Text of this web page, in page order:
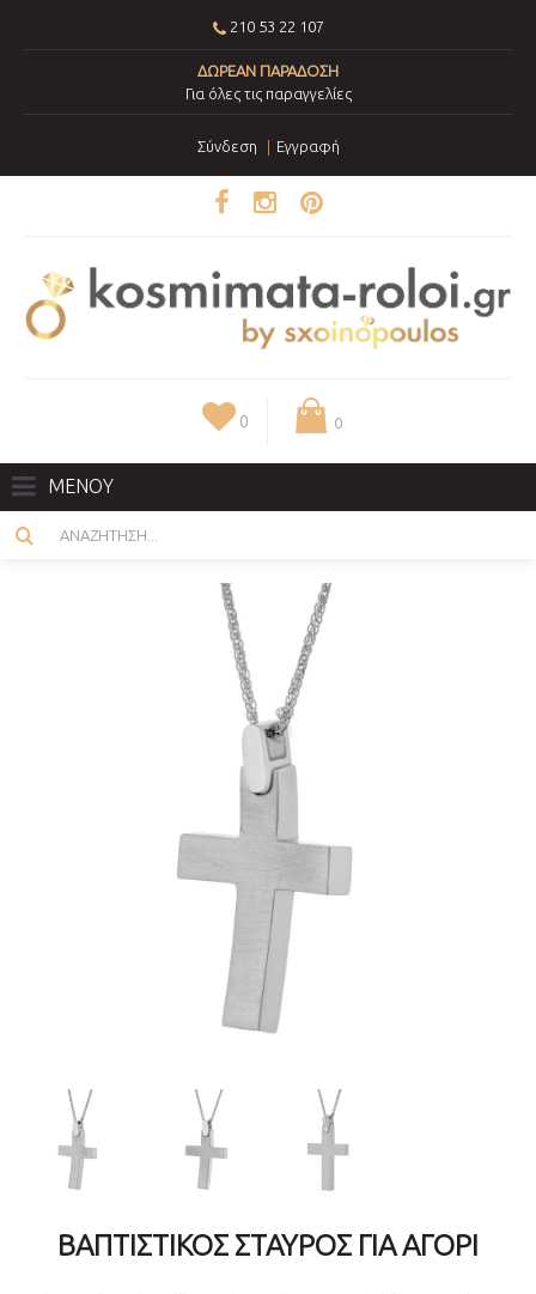
210 53 22 107
ΔΩΡΕΑΝ ΠΑΡΑΔΟΣΗ
Για όλες τις παραγγελίες
Σύνδεση Εγγραφή
0 0
ΜΕΝΟΥ
ΒΑΠΤΙΣΤΙΚΌΣ ΣΤΑΥΡΌΣ ΓΙΑ ΑΓΌΡΙ